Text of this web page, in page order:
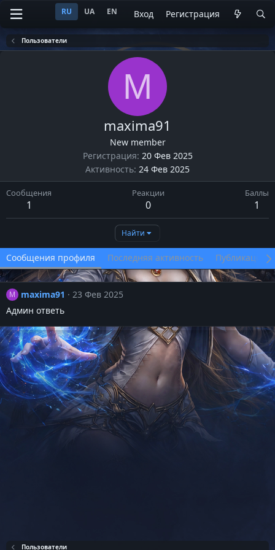
RU UA EN Вход Регистрация
Пользователи
M
maxima91
New member
Регистрация 20 Фев 2025
Активность 24 Фев 2025
Сообщения
1
Реакции
0
Баллы
1
Найти
Сообщения профиля Последняя активность Публикации
M maxima91
23 Фев 2025
Админ ответь
Пользователи